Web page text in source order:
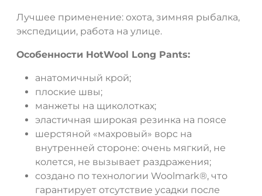
Лучшее применение: охота, зимняя рыбалка,
экспедиции, работа на улице.
Особенности HotWool Long Pants:
анатомичный крой;
плоские швы;
манжеты на щиколотках;
эластичная широкая резинка на поясе
шерстяной «махровый» ворс на
внутренней стороне: очень мягкий, не
колется, не вызывает раздражения;
создано по технологии Woolmark®, что
гарантирует отсутствие усадки после